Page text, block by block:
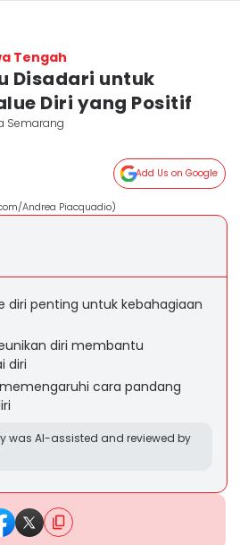
Tengah
Disadari untuk
Diri yang Positif
Semarang
Add Us on Google
Andrea Piacquadio)
diri penting untuk kebahagiaan
diri membantu
diri
cara pandang
was AI-assisted and reviewed by